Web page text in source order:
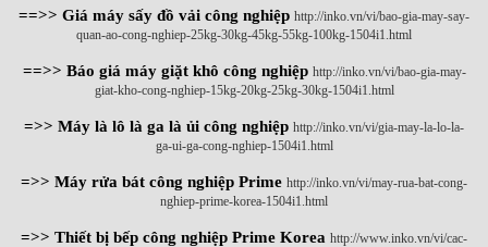
==>> Giá máy sấy đồ vải công nghiệp http://inko.vn/vi/bao-gia-may-say-
quan-ao-cong-nghiep-25kg-30kg-45kg-55kg-100kg-1504i1.html
==>> Báo giá máy giặt khô công nghiệp http://inko.vn/vi/bao-gia-may-
giat-kho-cong-nghiep-15kg-20kg-25kg-30kg-1504i1.html
=>> Máy là lô là ga là ủi công nghiệp http://inko.vn/vi/gia-may-la-lo-la-
ga-ui-ga-cong-nghiep-1504i1.html
=>> Máy rửa bát công nghiệp Prime http://inko.vn/vi/may-rua-bat-cong-
nghiep-prime-korea-1504i1.html
=>> Thiết bị bếp công nghiệp Prime Korea http://www.inko.vn/vi/cac-